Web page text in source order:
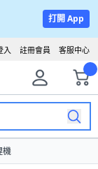
打開 App
客服中心
註冊會員
入
機